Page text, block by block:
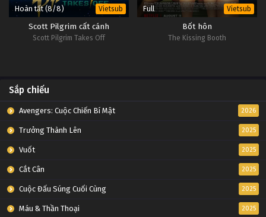
Hoàn tất (8/8) Vietsub
Scott Pilgrim cất cánh
Scott Pilgrim Takes Off
Full Vietsub
Bốt hôn
The Kissing Booth
Sắp chiếu
Avengers: Cuộc Chiến Bí Mật 2026
Trưởng Thành Lên 2025
Vuốt 2025
Cắt Cân 2025
Cuộc Đấu Súng Cuối Cùng 2025
Máu & Thần Thoại 2025